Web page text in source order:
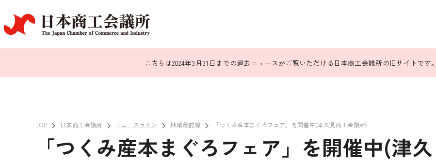
こちらは2024年3月31日までの過去ニュースがご覧いただける日本商工会議所の旧サイトです。
TOP 日本商工会議所 ニュースライン 地域最前線 「つくみ産本まぐろフェア」を開催中(津久見商工会議所)
「つくみ産本まぐろフェア」を開催中(津久